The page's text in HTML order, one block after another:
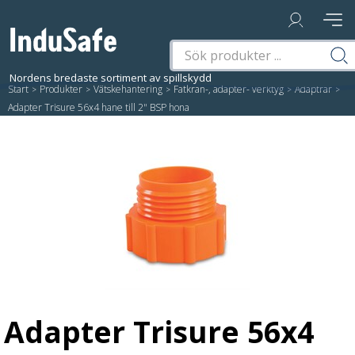
Start / Produkter / Vätskehantering / Fatkran-, adapter- verktyg / Adaptrar /
Adapter Trisure 56x4 hane till 2" BSP hona
Adapter Trisure 56x4